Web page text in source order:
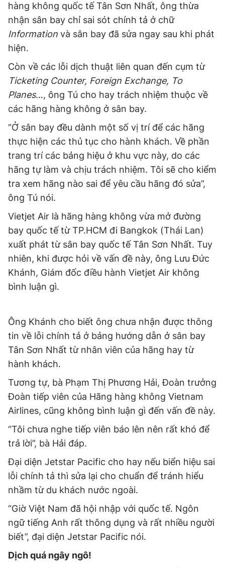
Theo dõi báo trên
Hotline
0906 645 777
Liên hệ quảng cáo
0908 780 404
Đặt báo Quảng cáo RSS Tòa soạn Chính sách bảo
Phó tổng biên tập thường trực: Hải Thành
Phó tổng biên tập: Lâm Hiếu Dũng
Phó tổng biên tập: Trần Việt Hưng
Tổng thư ký tòa soạn: Đức Trung
Giấy phép xuất bản số 110/GP - BTTTT cấp ngày 24.3.2020
© 2003-2026 Bản quyền thuộc về Báo Thanh Niên. Cấm sao
chép dưới mọi hình thức nếu không có sự chấp thuận bằng văn
bản. Phát triển bởi ePi Technologies, JSC.
hàng không quốc tế Tân Sơn Nhất, ông thừa
nhận sân bay chỉ sai sót chính tả ở chữ
Information và sân bay đã sửa ngay sau khi phát
hiện.
Còn về các lỗi dịch thuật liên quan đến cụm từ
Ticketing Counter, Foreign Exchange, To
Planes…, ông Tú cho hay trách nhiệm thuộc về
các hãng hàng không ở sân bay.
“Ở sân bay đều dành một số vị trí để các hãng
thực hiện các thủ tục cho hành khách. Về phần
trang trí các bảng hiệu ở khu vực này, do các
hãng tự làm và chịu trách nhiệm. Tôi sẽ cho kiểm
tra xem hãng nào sai để yêu cầu hãng đó sửa”,
ông Tú nói.
Vietjet Air là hãng hàng không vừa mở đường
bay quốc tế từ TP.HCM đi Bangkok (Thái Lan)
xuất phát từ sân bay quốc tế Tân Sơn Nhất. Tuy
nhiên, khi được hỏi về vấn đề này, ông Lưu Đức
Khánh, Giám đốc điều hành Vietjet Air không
bình luận gì.
Ông Khánh cho biết ông chưa nhận được thông
tin về lỗi chính tả ở bảng hướng dẫn ở sân bay
Tân Sơn Nhất từ nhân viên của hãng hay từ
hành khách.
Tương tự, bà Phạm Thị Phương Hải, Đoàn trưởng
Đoàn tiếp viên của Hãng hàng không Vietnam
Airlines, cũng không bình luận gì đến vấn đề này.
“Tôi chưa nghe tiếp viên báo lên nên rất khó để
trả lời”, bà Hải đáp.
Đại diện Jetstar Pacific cho hay nếu biển hiệu sai
lỗi chính tả thì sửa lại cho chuẩn để tránh hiểu
nhầm từ du khách nước ngoài.
“Giờ Việt Nam đã hội nhập với quốc tế. Ngôn
ngữ tiếng Anh rất thông dụng và rất nhiều người
biết”, đại diện Jetstar Pacific nói.
Dịch quá ngây ngô!